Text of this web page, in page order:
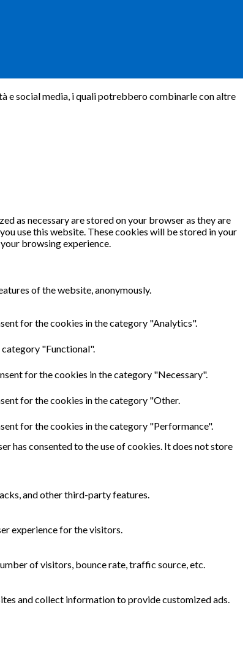
e social media, i quali potrebbero combinarle con altre
as necessary are stored on your browser as they are
use this website. These cookies will be stored in your
browsing experience.
of the website, anonymously.
for the cookies in the category "Analytics".
"Functional".
for the cookies in the category "Necessary".
for the cookies in the category "Other.
for the cookies in the category "Performance".
has consented to the use of cookies. It does not store
and other third-party features.
experience for the visitors.
of visitors, bounce rate, traffic source, etc.
and collect information to provide customized ads.